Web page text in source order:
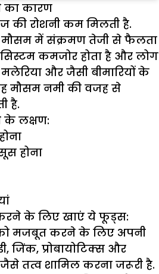
का कारण
की रोशनी कम मिलती है.
मौसम में संक्रमण तेजी से फैलता
कमजोर होता है और लोग
और जैसी बीमारियों के
मौसम नमी की वजह से
है.
के लक्षण:
होना
के लिए खाएं ये फूड्स:
मजबूत करने के लिए अपनी
जिंक, प्रोबायोटिक्स और
तत्व शामिल करना जरूरी है.